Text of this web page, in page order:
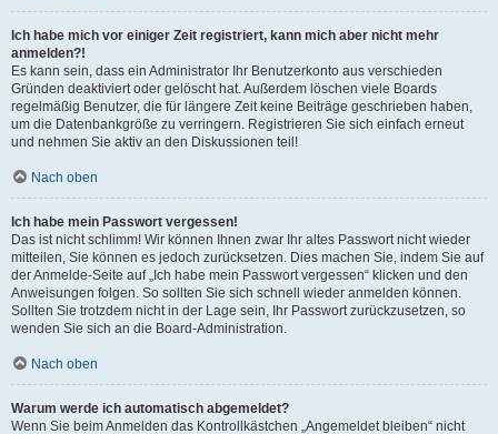
Ich habe mich vor einiger Zeit registriert, kann mich aber nicht mehr
anmelden?!
Es kann sein, dass ein Administrator Ihr Benutzerkonto aus verschieden
Gründen deaktiviert oder gelöscht hat. Außerdem löschen viele Boards
regelmäßig Benutzer, die für längere Zeit keine Beiträge geschrieben haben,
um die Datenbankgröße zu verringern. Registrieren Sie sich einfach erneut
und nehmen Sie aktiv an den Diskussionen teil!
Nach oben
Ich habe mein Passwort vergessen!
Das ist nicht schlimm! Wir können Ihnen zwar Ihr altes Passwort nicht wieder
mitteilen, Sie können es jedoch zurücksetzen. Dies machen Sie, indem Sie auf
der Anmelde-Seite auf „Ich habe mein Passwort vergessen“ klicken und den
Anweisungen folgen. So sollten Sie sich schnell wieder anmelden können.
Sollten Sie trotzdem nicht in der Lage sein, Ihr Passwort zurückzusetzen, so
wenden Sie sich an die Board-Administration.
Nach oben
Warum werde ich automatisch abgemeldet?
Wenn Sie beim Anmelden das Kontrollkästchen „Angemeldet bleiben“ nicht